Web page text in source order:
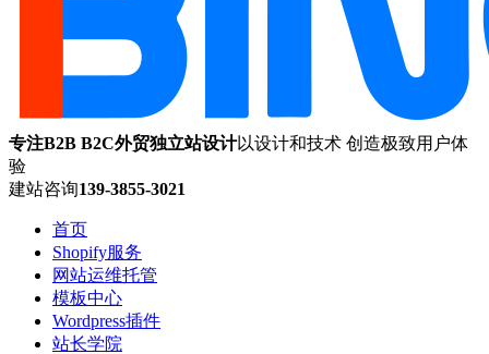
专注B2B B2C外贸独立站设计以设计和技术 创造极致用户体
验
建站咨询139-3855-3021
首页
Shopify服务
网站运维托管
模板中心
Wordpress插件
站长学院